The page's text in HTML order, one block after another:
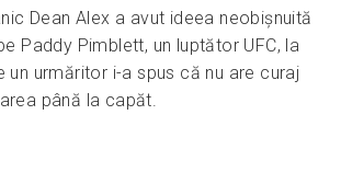
Dean Alex a avut ideea neobișnuită
Paddy Pimblett, un luptător UFC, la
un urmăritor i-a spus că nu are curaj
până la capăt.